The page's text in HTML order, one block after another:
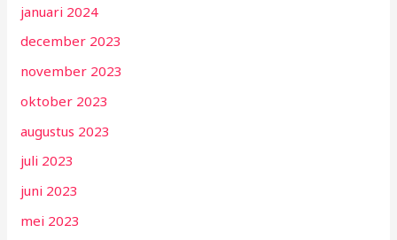
januari 2024
december 2023
november 2023
oktober 2023
augustus 2023
juli 2023
juni 2023
mei 2023